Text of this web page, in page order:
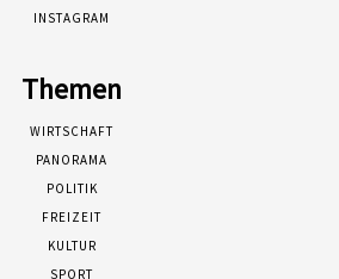
INSTAGRAM
Themen
WIRTSCHAFT
PANORAMA
POLITIK
FREIZEIT
KULTUR
SPORT